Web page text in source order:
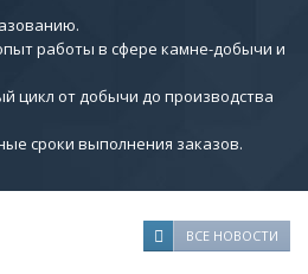
работы в сфере камне-добычи и
цикл от добычи до производства
сроки выполнения заказов.
ВСЕ НОВОСТИ